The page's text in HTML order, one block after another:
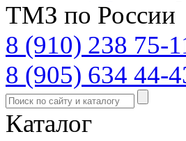
ТМЗ по России
8 (910) 238 75-
8 (905) 634 44-
Каталог